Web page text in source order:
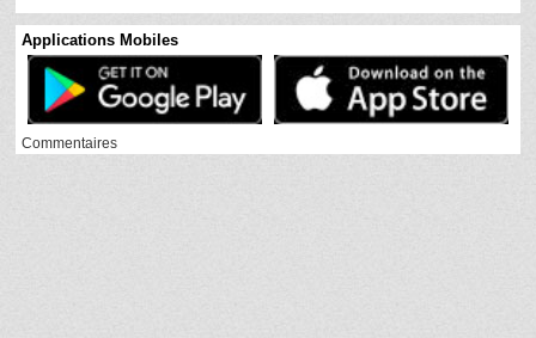
Applications Mobiles
Commentaires